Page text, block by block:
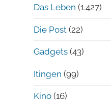
Das Leben (1.427)
Die Post (22)
Gadgets (43)
Itingen (99)
Kino (16)